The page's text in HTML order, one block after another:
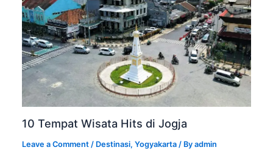
10 Tempat Wisata Hits di Jogja
Leave a Comment / Destinasi,Yogyakarta / Byadmin